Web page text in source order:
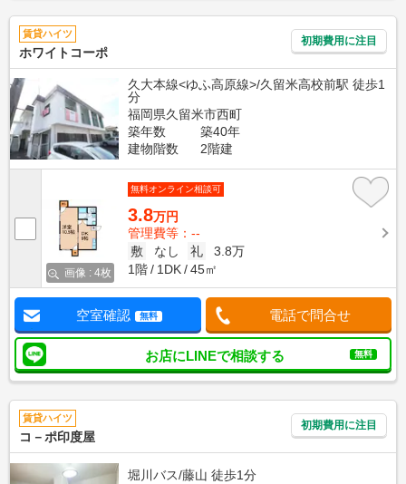
賃貸ハイツ
ホワイトコーポ
初期費用に注目
久大本線<ゆふ高原線>/久留米高校前駅 徒歩1
分
福岡県久留米市西町
築年数
築40年
建物階数
2階建
画像 : 4枚
無料オンライン相談可
3.8万円
管理費等：--
敷
なし 礼
3.8万
1階
1DK 45㎡
空室確認 無料 電話で問合せ
お店にLINEで相談する 無料
賃貸ハイツ
コ－ポ印度屋
初期費用に注目
堀川バス/藤山 徒歩1分